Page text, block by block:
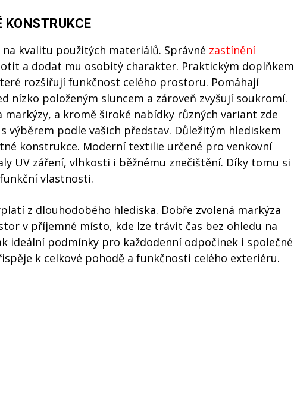
kvalitu použitých materiálů. Správné zastínění
a dodat mu osobitý charakter. Praktickým doplňkem
rozšiřují funkčnost celého prostoru. Pomáhají
nízko položeným sluncem a zároveň zvyšují soukromí.
markýzy, a kromě široké nabídky různých variant zde
podle vašich představ. Důležitým hlediskem
konstrukce. Moderní textilie určené pro venkovní
UV záření, vlhkosti i běžnému znečištění. Díky tomu si
vlastnosti.
z dlouhodobého hlediska. Dobře zvolená markýza
v příjemné místo, kde lze trávit čas bez ohledu na
ideální podmínky pro každodenní odpočinek i společné
k celkové pohodě a funkčnosti celého exteriéru.